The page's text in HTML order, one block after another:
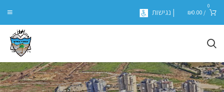
0
/
₪0.00 | נגישות